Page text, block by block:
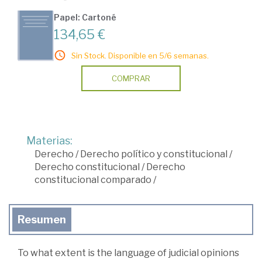
Papel: Cartoné
134,65 €
Sin Stock. Disponible en 5/6 semanas.
COMPRAR
Materias:
Derecho /Derecho político y constitucional /
Derecho constitucional /Derecho
constitucional comparado /
Resumen
To what extent is the language of judicial opinions